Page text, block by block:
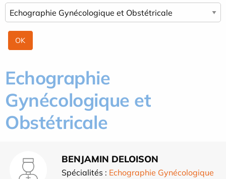
Echographie
Gynécologique et
Obstétricale
BENJAMIN DELOISON
Spécialités : Echographie Gynécologique